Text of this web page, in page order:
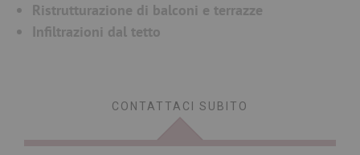
Ristrutturazione di balconi e terrazze
Infiltrazioni dal tetto
CONTATTACI SUBITO